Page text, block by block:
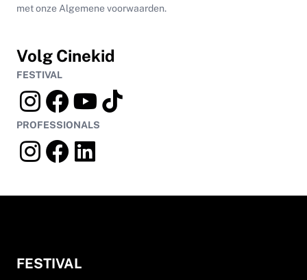
met onze Algemene voorwaarden.
Volg Cinekid
FESTIVAL
PROFESSIONALS
FESTIVAL